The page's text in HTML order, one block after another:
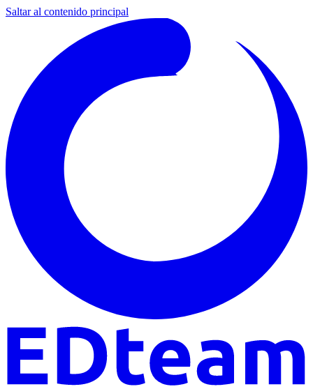
Saltar al contenido principal